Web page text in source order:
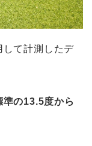
して計測したデ
準の13.5度から